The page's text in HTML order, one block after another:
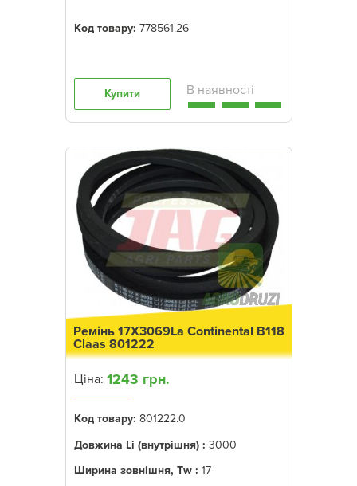
Код товару: 778561.26
Купити
Ремінь 17X3069La Continental B118
Claas 801222
Ціна: 1243 грн.
Код товару: 801222.0
Довжина Li (внутрішня) : 3000
Ширина зовнішня, Tw : 17